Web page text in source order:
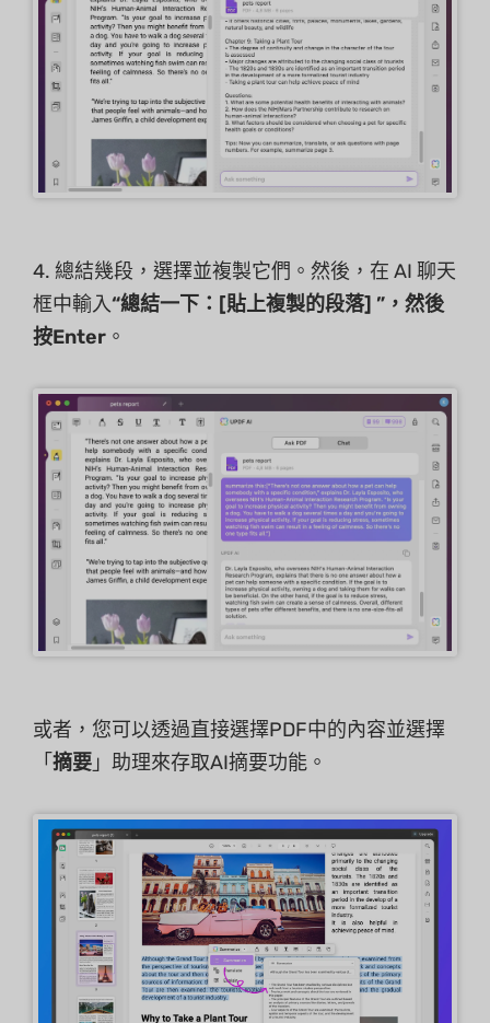
4. 總結幾段，選擇並複製它們。然後，在 AI 聊天
框中輸入“總結一下：[貼上複製的段落] ”，然後
按Enter 。
或者，您可以透過直接選擇PDF中的內容並選擇
「 摘要」助理來存取AI摘要功能。